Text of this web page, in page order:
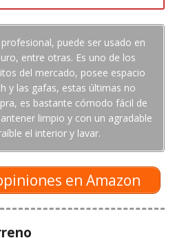
puede ser usado en
entre otras. Es uno de los
del mercado, posee espacio
y las gafas, estas últimas no
es bastante cómodo fácil de
limpio y con un agradable
el interior y lavar.
en Amazon